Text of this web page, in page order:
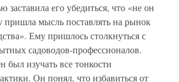
заставила его убедиться, что «не он
мысль поставлять на рынок
Ему пришлось столкнуться с
садоводов-профессионалов.
был изучать все тонкости
Он понял, что избавиться от